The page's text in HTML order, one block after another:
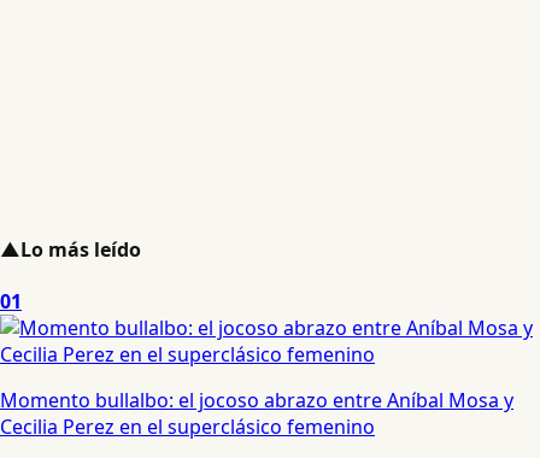
▲Lo más leído
01
Momento bullalbo: el jocoso abrazo entre Aníbal Mosa y
Cecilia Perez en el superclásico femenino